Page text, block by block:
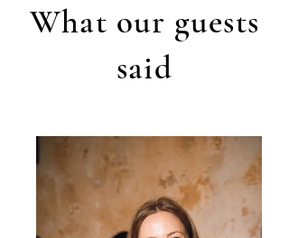
What our guests
said